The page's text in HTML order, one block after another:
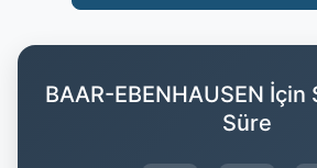
BAAR-EBENHAUSEN İçin
Süre